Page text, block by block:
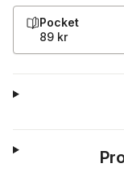
Pocket
89 kr